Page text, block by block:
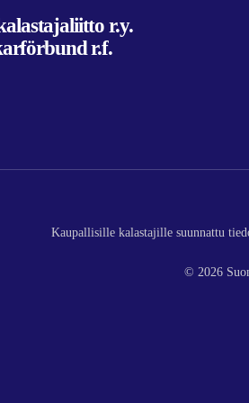
r.y.
r.f.
Kaupallisille kalastajille suunnattu
© 2026